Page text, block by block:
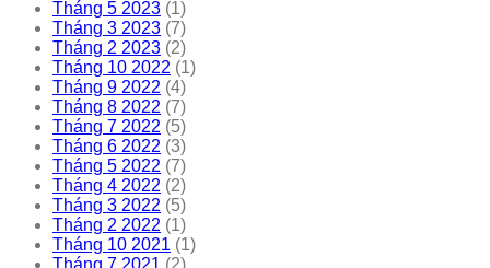
Tháng 5 2023 (1)
Tháng 3 2023 (7)
Tháng 2 2023 (2)
Tháng 10 2022 (1)
Tháng 9 2022 (4)
Tháng 8 2022 (7)
Tháng 7 2022 (5)
Tháng 6 2022 (3)
Tháng 5 2022 (7)
Tháng 4 2022 (2)
Tháng 3 2022 (5)
Tháng 2 2022 (1)
Tháng 10 2021 (1)